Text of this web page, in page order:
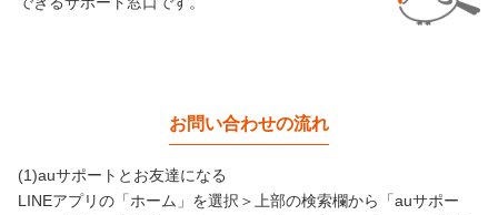
お問い合わせの流れ
(1)auサポートとお友達になる
LINEアプリの「ホーム」を選択＞上部の検索欄から「auサポー